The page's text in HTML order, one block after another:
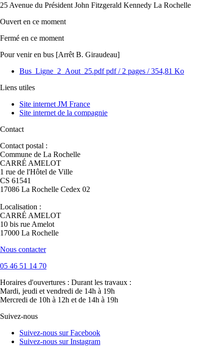
25 Avenue du Président John Fitzgerald Kennedy La Rochelle
Ouvert en ce moment
Fermé en ce moment
Pour venir en bus [Arrêt B. Giraudeau]
Bus_Ligne_2_Aout_25.pdfpdf/ 2 pages / 354,81 Ko
Liens utiles
Site internet JM France
Site internet de la compagnie
Contact
Contact postal :
Commune de La Rochelle
CARRÉ AMELOT
1 rue de l'Hôtel de Ville
CS 61541
17086 La Rochelle Cedex 02
Localisation :
CARRÉ AMELOT
10 bis rue Amelot
17000 La Rochelle
Nous contacter
05 46 51 14 70
Horaires d'ouvertures : Durant les travaux :
Mardi, jeudi et vendredi de 14h à 19h
Mercredi de 10h à 12h et de 14h à 19h
Suivez-nous
Suivez-nous sur Facebook
Suivez-nous sur Instagram